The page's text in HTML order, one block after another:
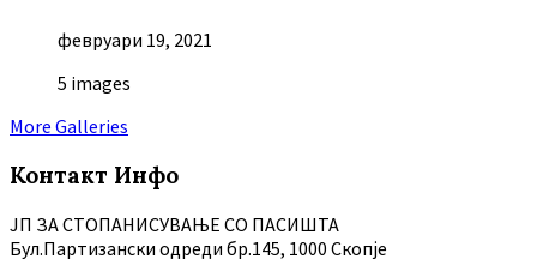
февруари 19, 2021
5 images
More Galleries
Контакт Инфо
ЈП ЗА СТОПАНИСУВАЊЕ СО ПАСИШТА
Бул.Партизански oдреди бр.145, 1000 Скопје